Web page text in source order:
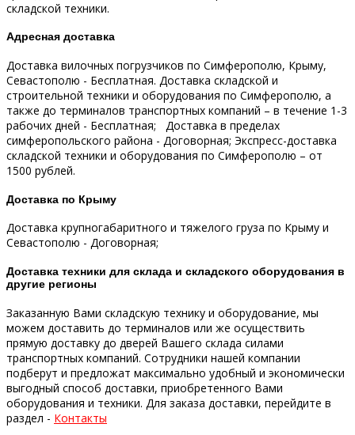
складской техники.
Адресная доставка
Доставка вилочных погрузчиков по Симферополю, Крыму,
Севастополю - Бесплатная. Доставка складской и
строительной техники и оборудования по Симферополю, а
также до терминалов транспортных компаний – в течение 1-3
рабочих дней - Бесплатная; Доставка в пределах
симферопольского района - Договорная; Экспресс-доставка
складской техники и оборудования по Симферополю – от
1500 рублей.
Доставка по Крыму
Доставка крупногабаритного и тяжелого груза по Крыму и
Севастополю - Договорная;
Доставка техники для склада и складского оборудования в
другие регионы
Заказанную Вами складскую технику и оборудование, мы
можем доставить до терминалов или же осуществить
прямую доставку до дверей Вашего склада силами
транспортных компаний. Сотрудники нашей компании
подберут и предложат максимально удобный и экономически
выгодный способ доставки, приобретенного Вами
оборудования и техники. Для заказа доставки, перейдите в
раздел - Контакты